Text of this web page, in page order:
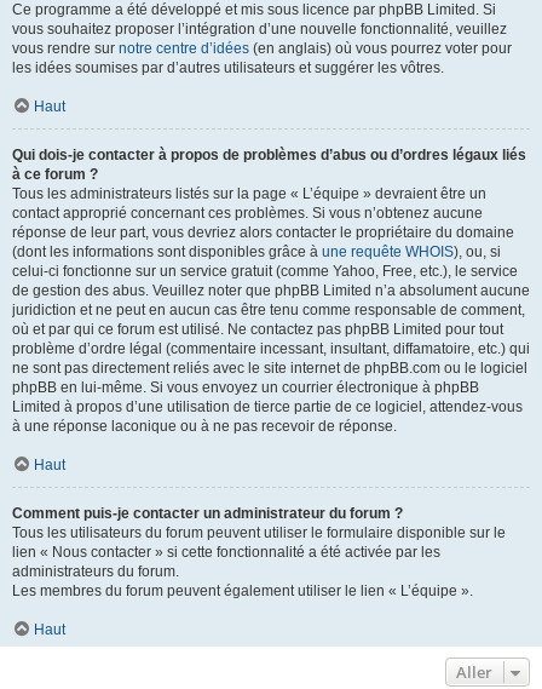
Ce programme a été développé et mis sous licence par phpBB Limited. Si
vous souhaitez proposer l’intégration d’une nouvelle fonctionnalité, veuillez
vous rendre sur notre centre d’idées (en anglais) où vous pourrez voter pour
les idées soumises par d’autres utilisateurs et suggérer les vôtres.
Haut
Qui dois-je contacter à propos de problèmes d’abus ou d’ordres légaux liés
à ce forum ?
Tous les administrateurs listés sur la page « L’équipe » devraient être un
contact approprié concernant ces problèmes. Si vous n’obtenez aucune
réponse de leur part, vous devriez alors contacter le propriétaire du domaine
(dont les informations sont disponibles grâce à une requête WHOIS), ou, si
celui-ci fonctionne sur un service gratuit (comme Yahoo, Free, etc.), le service
de gestion des abus. Veuillez noter que phpBB Limited n’a absolument aucune
juridiction et ne peut en aucun cas être tenu comme responsable de comment,
où et par qui ce forum est utilisé. Ne contactez pas phpBB Limited pour tout
problème d’ordre légal (commentaire incessant, insultant, diffamatoire, etc.) qui
ne sont pas directement reliés avec le site internet de phpBB.com ou le logiciel
phpBB en lui-même. Si vous envoyez un courrier électronique à phpBB
Limited à propos d’une utilisation de tierce partie de ce logiciel, attendez-vous
à une réponse laconique ou à ne pas recevoir de réponse.
Haut
Comment puis-je contacter un administrateur du forum ?
Tous les utilisateurs du forum peuvent utiliser le formulaire disponible sur le
lien « Nous contacter » si cette fonctionnalité a été activée par les
administrateurs du forum.
Les membres du forum peuvent également utiliser le lien « L’équipe ».
Haut
Aller